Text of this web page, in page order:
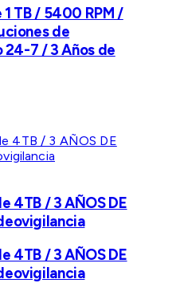
TB / 5400 RPM /
de
7 / 3 Años de
4TB / 3 AÑOS DE
4TB / 3 AÑOS DE